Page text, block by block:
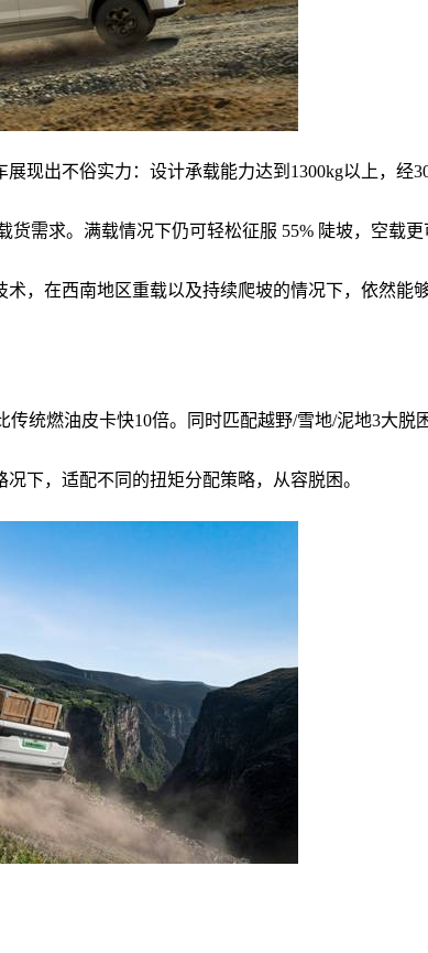
现出不俗实力：设计承载能力达到1300kg以上，经
货需求。满载情况下仍可轻松征服 55% 陡坡，空载更
，在西南地区重载以及持续爬坡的情况下，依然能
传统燃油皮卡快10倍。同时匹配越野/雪地/泥地3大脱
下，适配不同的扭矩分配策略，从容脱困。